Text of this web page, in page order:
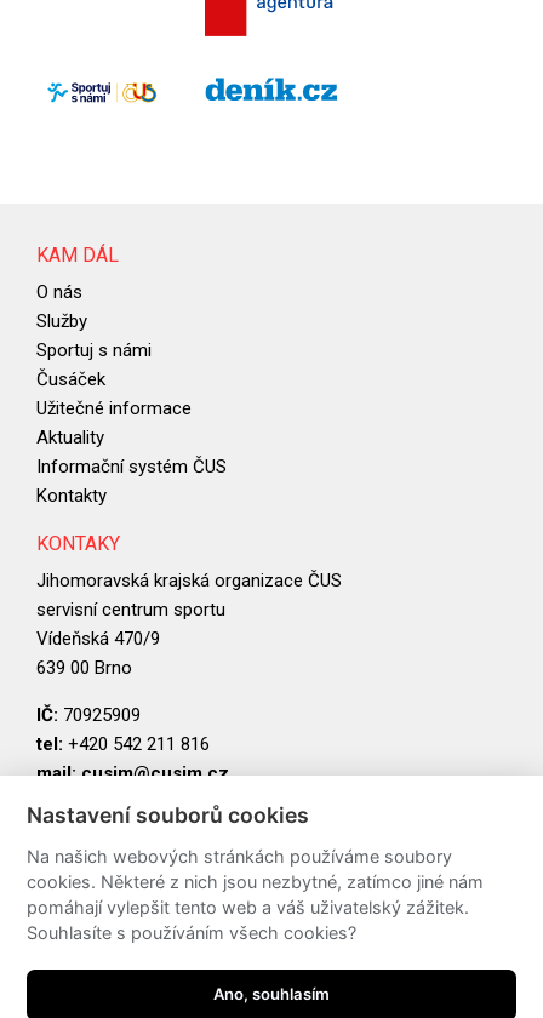
KAM DÁL
O nás
Služby
Sportuj s námi
Čusáček
Užitečné informace
Aktuality
Informační systém ČUS
Kontakty
KONTAKY
Jihomoravská krajská organizace ČUS
servisní centrum sportu
Vídeňská 470/9
639 00 Brno
IČ: 70925909
tel: +420 542 211 816
mail: cusjm@cusjm.cz
Nastavení souborů cookies
Na našich webových stránkách používáme soubory
cookies. Některé z nich jsou nezbytné, zatímco jiné nám
pomáhají vylepšit tento web a váš uživatelský zážitek.
Souhlasíte s používáním všech cookies?
Ano, souhlasím